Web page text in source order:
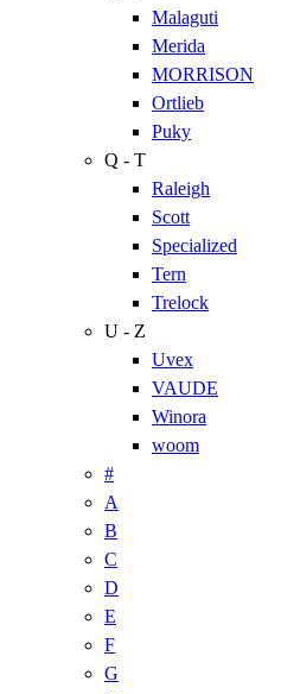
Malaguti
Merida
MORRISON
Ortlieb
Puky
Q - T
Raleigh
Scott
Specialized
Tern
Trelock
U - Z
Uvex
VAUDE
Winora
woom
#
A
B
C
D
E
F
G